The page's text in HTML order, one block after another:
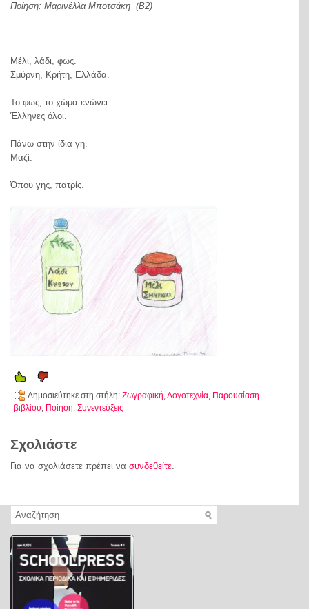
Ποίηση: Μαρινέλλα Μποτσάκη (Β2)
Μέλι, λάδι, φως.
Σμύρνη, Κρήτη, Ελλάδα.
Το φως, το χώμα ενώνει.
Έλληνες όλοι.
Πάνω στην ίδια γη.
Μαζί.
Όπου γης, πατρίς.
Δημοσιεύτηκε στη στήλη: Ζωγραφική,Λογοτεχνία, Παρουσίαση
βιβλίου, Ποίηση, Συνεντεύξεις
Σχολιάστε
Για να σχολιάσετε πρέπει να συνδεθείτε.